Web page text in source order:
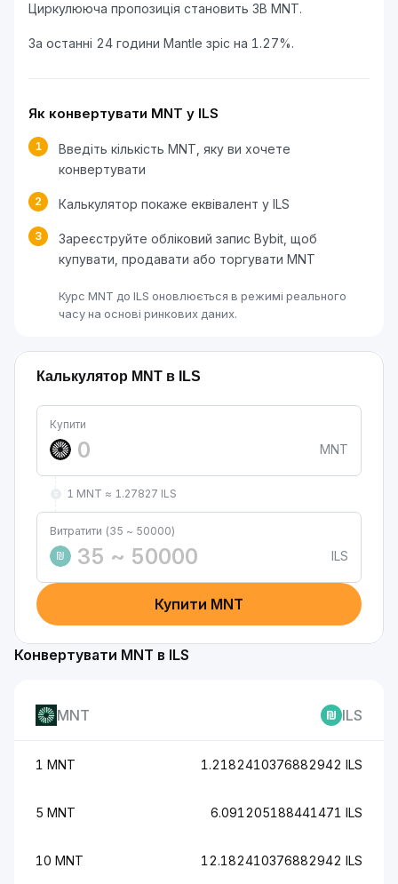
Циркулююча пропозиція становить 3B MNT.
За останні 24 години Mantle зріс на 1.27%.
Як конвертувати MNT у ILS
1
Введіть кількість MNT, яку ви хочете
конвертувати
2 Калькулятор покаже еквівалент у ILS
3
Зареєструйте обліковий запис Bybit, щоб
купувати, продавати або торгувати MNT
Курс MNT до ILS оновлюється в режимі реального
часу на основі ринкових даних.
Калькулятор MNT в ILS
Купити
MNT
1 MNT ≈ 1.27827 ILS
Витратити (35 ~ 50000)
₪
ILS
Купити MNT
Конвертувати MNT в ILS
MNT ILS
1 MNT 1.2182410376882942 ILS
5 MNT 6.091205188441471 ILS
10 MNT 12.182410376882942 ILS